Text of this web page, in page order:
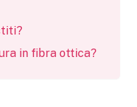
in fibra ottica?